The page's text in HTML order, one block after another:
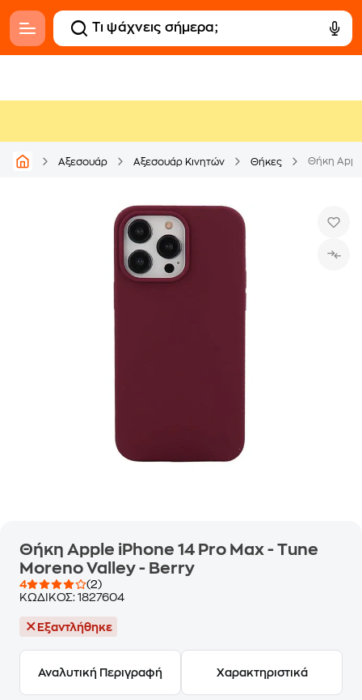
Αξεσουάρ Αξεσουάρ Κινητών Θήκες Θήκη
Θήκη Apple iPhone 14 Pro Max - Tune
Moreno Valley - Berry
4
(2)
ΚΩΔΙΚΟΣ: 1827604
Εξαντλήθηκε
Αναλυτική Περιγραφή Χαρακτηριστικά